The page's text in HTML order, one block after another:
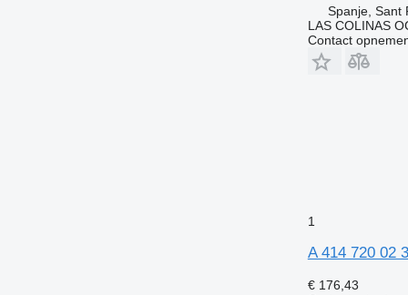
Spanje, Sant
LAS COLINAS
Contact
1
A 414 720 02
€ 176,43